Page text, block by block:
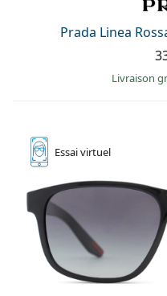
Prada Linea
Livraison
Essaivirtuel